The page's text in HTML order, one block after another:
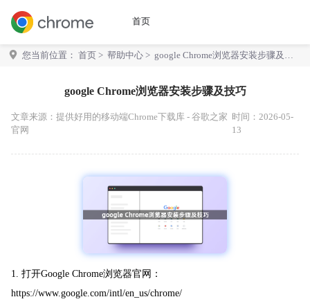
首页
您当前位置： 首页 > 帮助中心 > google Chrome浏览器安装步骤及技
google Chrome浏览器安装步骤及技巧
文章来源： 提供好用的移动端Chrome下载库 - 谷歌之家
官网
时间：2026-05-
13
1. 打开Google Chrome浏览器官网：
https://www.google.com/intl/en_us/chrome/